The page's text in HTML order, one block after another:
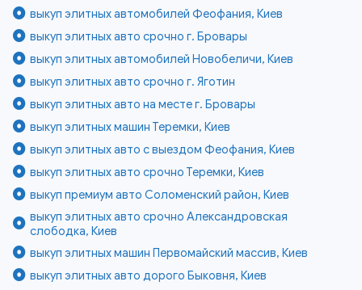
выкуп элитных автомобилей Феофания, Киев
выкуп элитных авто срочно г. Бровары
выкуп элитных автомобилей Новобеличи, Киев
выкуп элитных авто срочно г. Яготин
выкуп элитных авто на месте г. Бровары
выкуп элитных машин Теремки, Киев
выкуп элитных авто с выездом Феофания, Киев
выкуп элитных авто срочно Теремки, Киев
выкуп премиум авто Соломенский район, Киев
выкуп элитных авто срочно Александровская
слободка, Киев
выкуп элитных машин Первомайский массив, Киев
выкуп элитных авто дорого Быковня, Киев